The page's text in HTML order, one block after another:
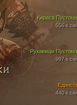
Кираса
556 к
Рукавицы
997 к
440 к